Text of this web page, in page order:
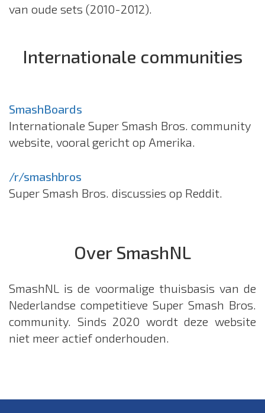
van oude sets (2010-2012).
Internationale communities
SmashBoards
Internationale Super Smash Bros. community
website, vooral gericht op Amerika.
/r/smashbros
Super Smash Bros. discussies op Reddit.
Over SmashNL
SmashNL is de voormalige thuisbasis van de
Nederlandse competitieve Super Smash Bros.
community. Sinds 2020 wordt deze website
niet meer actief onderhouden.